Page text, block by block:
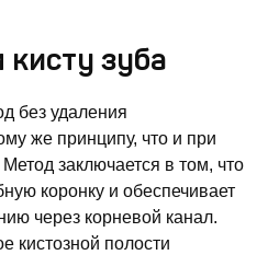
зуба
без удаления
же принципу, что и при
Метод заключается в том, что
коронку и обеспечивает
через корневой канал.
кистозной полости